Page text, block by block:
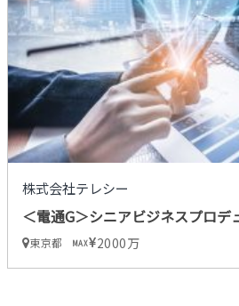
株式会社テレシー
＜電通G＞シニアビジネスプロデ
東京都 MAX 2000万